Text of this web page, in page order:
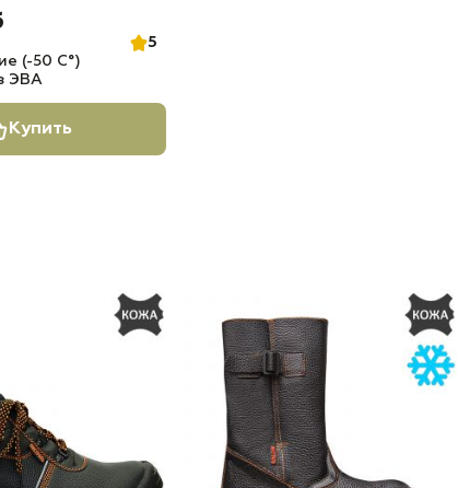
5
(-50 С°)
ЭВА
Купить